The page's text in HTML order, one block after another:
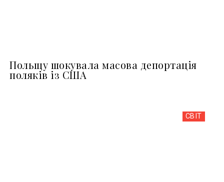
Польщу шокувала масова депортація
поляків із США
СВІТ